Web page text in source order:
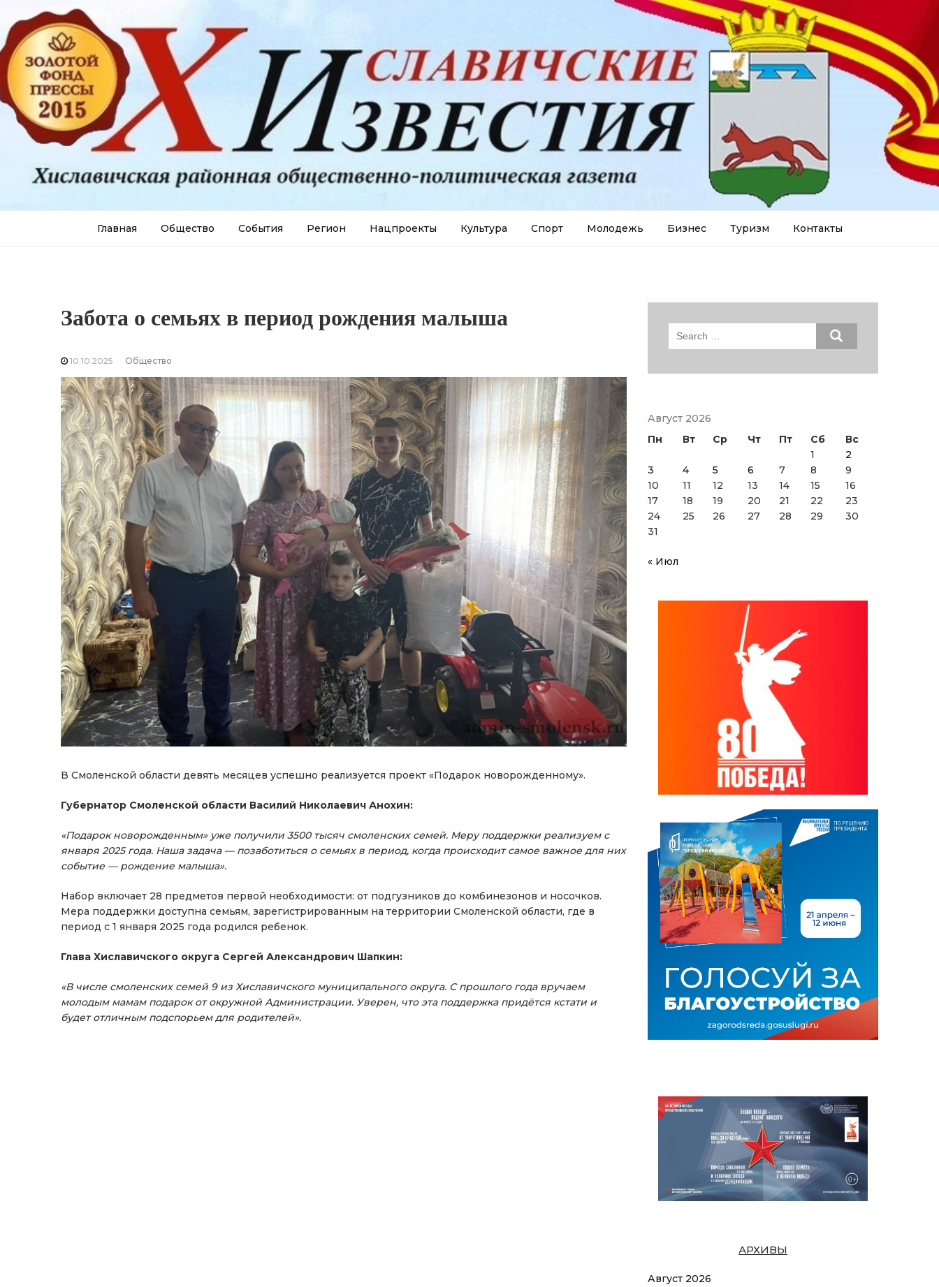
Главная Общество События Регион Нацпроекты Культура Спорт Молодежь Бизнес Туризм Контакты
Забота о семьях в период рождения малыша
10.10.2025 Общество
В Смоленской области девять месяцев успешно реализуется проект «Подарок новорожденному».
Губернатор Смоленской области Василий Николаевич Анохин:
«Подарок новорожденным» уже получили 3500 тысяч смоленских семей. Меру поддержки реализуем с
января 2025 года. Наша задача — позаботиться о семьях в период, когда происходит самое важное для них
событие — рождение малыша».
Набор включает 28 предметов первой необходимости: от подгузников до комбинезонов и носочков.
Мера поддержки доступна семьям, зарегистрированным на территории Смоленской области, где в
период с 1 января 2025 года родился ребенок.
Глава Хиславичского округа Сергей Александрович Шапкин:
«В числе смоленских семей 9 из Хиславичского муниципального округа. С прошлого года вручаем
молодым мамам подарок от окружной Администрации. Уверен, что эта поддержка придётся кстати и
будет отличным подспорьем для родителей».
Search
Август 2026
Пн
Вт Ср Чт Пт Сб
Вс
1
2
3
4 5 6 7 8
9
10
11 12 13 14 15
16
17
18 19 20 21 22
23
24
25 26 27 28 29
30
31
« Июл
АРХИВЫ
Август 2026